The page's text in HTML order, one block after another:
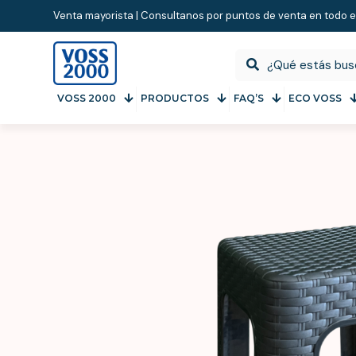
Venta mayorista | Consultanos por puntos de venta en todo
VOSS 2000 PRODUCTOS FAQ’S ECO VOSS